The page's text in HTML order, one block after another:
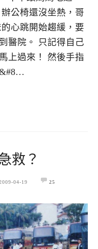
公椅還沒坐熱，哥
心跳開始趨緩，要
醫院。 只記得自己
上過來！ 然後手指
救？
04-19 25